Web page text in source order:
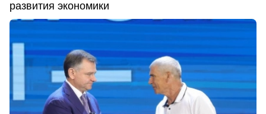
развития экономики